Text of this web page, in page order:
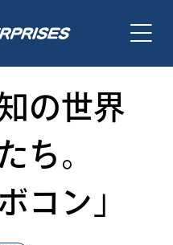
の世界
ち。
コン」